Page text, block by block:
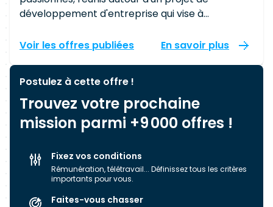
développement d'entreprise qui vise à
l'humain au cœur du projet. Teolia intervient
accompagnons nos clients dans des missions de
pilotage de projets stratégiques et
d’optimisation de la performance
opérationnelle. Nous proposons également des
conception et réalisation des nouveaux services
applicatifs et/ou infrastructures. Enfin nous
transformation digitale, en mettant l’humain et
Voir les offres publiées En savoir plus
Postulez à cette offre !
Trouvez votre prochaine
mission parmi +9 000 offres !
Fixez vos conditions
Rémunération, télétravail... Définissez tous les critères
importants pour vous.
Faites-vous chasser